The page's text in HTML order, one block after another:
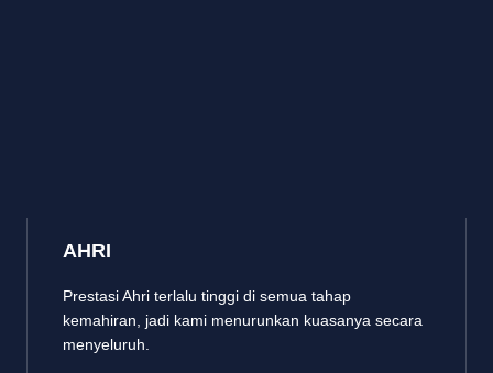
AHRI
Prestasi Ahri terlalu tinggi di semua tahap
kemahiran, jadi kami menurunkan kuasanya secara
menyeluruh.